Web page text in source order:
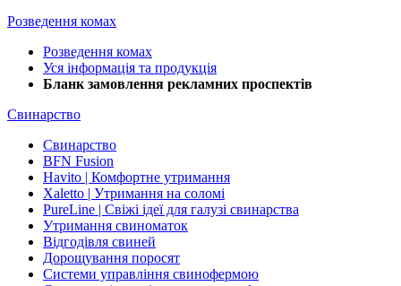
Розведення комах
Розведення комах
Уся інформація та продукція
Бланк замовлення рекламних проспектів
Свинарство
Свинарство
BFN Fusion
Havito | Комфортне утримання
Xaletto | Утримання на соломі
PureLine | Свіжі ідеї для галузі свинарства
Утримання свиноматок
Відгодівля свиней
Дорощування поросят
Системи управління свинофермою